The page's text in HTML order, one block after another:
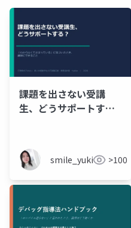
課題を出さない受講
生、どうサポートす
smile_yukiko_it>100